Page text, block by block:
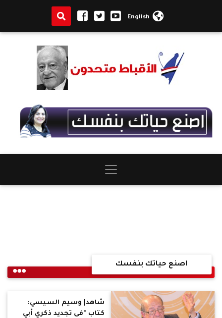
English
اصنع حياتك بنفسك
شاهد| وسيم السيسي:
كتاب "فى تجديد ذكري أبي